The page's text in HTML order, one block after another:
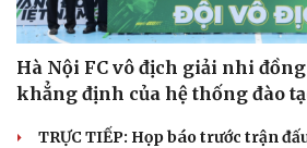
Hà Nội FC vô địch giải nhi
khẳng định của hệ thống đào
TRỰC TIẾP: Họp báo trước trận